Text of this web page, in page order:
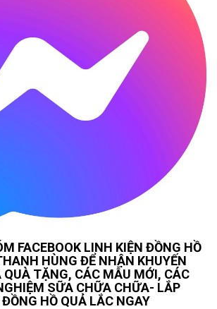
FACEBOOK LINH KIỆN ĐỒNG HỒ
HÙNG ĐỂ NHẬN KHUYẾN
TẶNG, CÁC MẪU MỚI, CÁC
SỮA CHỮA CHỮA- LẮP
HỒ QUẢ LẮC NGAY